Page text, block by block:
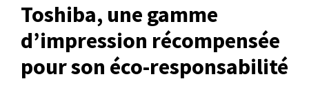
Toshiba, une gamme
d’impression récompensée
pour son éco-responsabilité